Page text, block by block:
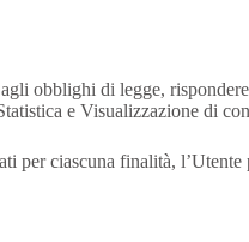
obblighi di legge,
e Visualizzazione di
per ciascuna finalità,